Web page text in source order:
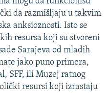
da razmišljaju u takvim
anksioznosti. Isto se
resursa koji su stvoreni
Sarajeva od mladih
jako puno primera,
SFF, ili Muzej ratnog
resursi koji izrastaju